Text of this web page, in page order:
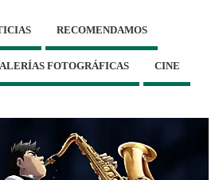
RECOMENDAMOS
FOTOGRÁFICAS CINE